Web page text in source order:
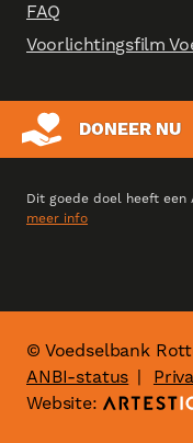
FAQ
Voorlichtingsfilm
DONEER NU
Dit goede doel heeft een
meer info
© Voedselbank
ANBI-status
Website: